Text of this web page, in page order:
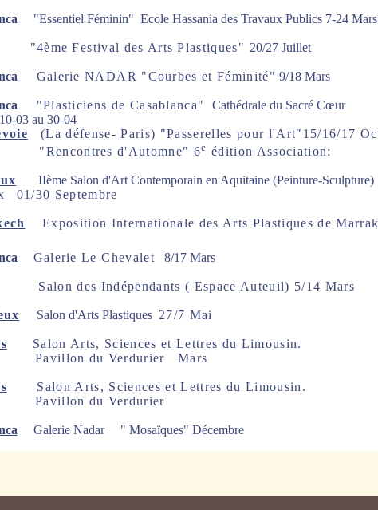
"Essentiel Féminin" Ecole Hassania des Travaux Publics 7-24 Mars
"4ème Festival des Arts Plastiques" 20/27 Juillet
Galerie NADAR "Courbes et Féminité" 9/18 Mars
"Plasticiens de Casablanca"
Cathédrale du Sacré Cœur
au 30-04
(La défense- Paris) "Passerelles pour l'Art" 15/16/17
d'Automne" 6e édition Association:
IIème Salon d'Art Contemporain en Aquitaine (Peinture-Sculpture)
01/30 Septembre
Exposition Internationale des Arts Plastiques de
Galerie Le Chevalet 8/17 Mars
Salon des Indépendants ( Espace Auteuil) 5/14 Mars
Salon d'Arts Plastiques 27/7 Mai
Salon Arts, Sciences et Lettres du Limousin.
du Verdurier Mars
Salon Arts, Sciences et Lettres du Limousin.
du Verdurier
Galerie Nadar " Mosaïques" Décembre